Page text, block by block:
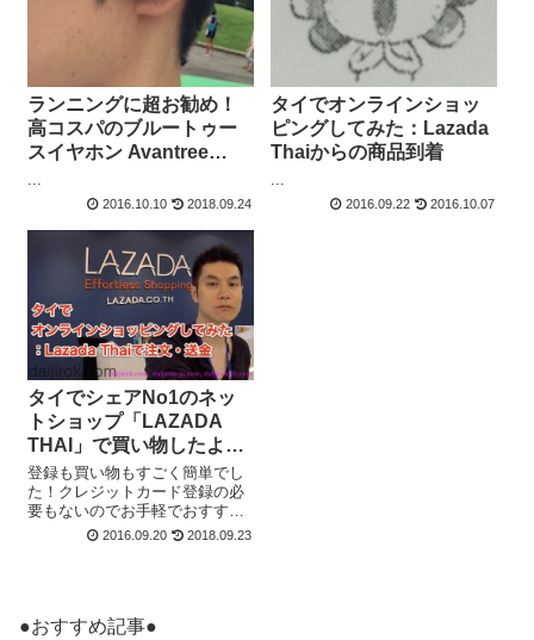
ランニングに超お勧め！
高コスパのブルートゥー
スイヤホン Avantree
2016.10.10 2018.09.24
タイでオンラインショッ
ピングしてみた：Lazada
Thaiからの商品到着
2016.09.22 2016.10.07
タイでシェアNo1のネッ
トショップ「LAZADA
THAI」で買い物したよ！
コンビニ払いも選べて安
心！
登録も買い物もすごく簡単でし
た！クレジットカード登録の必
要もないのでお手軽でおすすめ
2016.09.20 2018.09.23
●おすすめ記事●